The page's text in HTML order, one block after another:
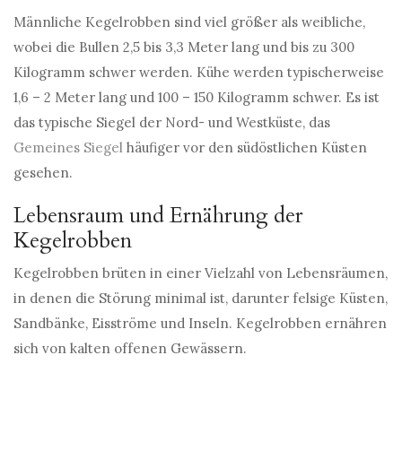
Männliche Kegelrobben sind viel größer als weibliche,
wobei die Bullen 2,5 bis 3,3 Meter lang und bis zu 300
Kilogramm schwer werden. Kühe werden typischerweise
1,6 – 2 Meter lang und 100 – 150 Kilogramm schwer. Es ist
das typische Siegel der Nord- und Westküste, das
Gemeines Siegel häufiger vor den südöstlichen Küsten
gesehen.
Lebensraum und Ernährung der
Kegelrobben
Kegelrobben brüten in einer Vielzahl von Lebensräumen,
in denen die Störung minimal ist, darunter felsige Küsten,
Sandbänke, Eisströme und Inseln. Kegelrobben ernähren
sich von kalten offenen Gewässern.